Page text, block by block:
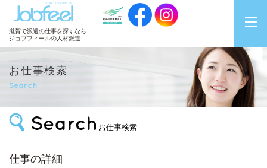
JobFeel
滋賀で派遣の仕事を探すなら
ジョブフィールの人材派遣
お仕事検索
Search
お仕事検索
仕事の詳細